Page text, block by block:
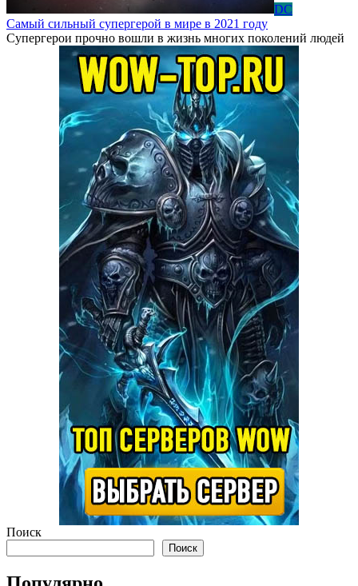
DC
Самый сильный супергерой в мире в 2021 году
Супергерои прочно вошли в жизнь многих поколений людей
Поиск
Поиск